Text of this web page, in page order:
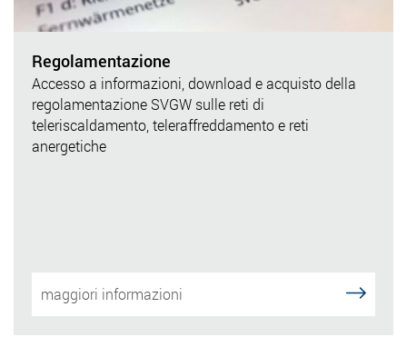
Regolamentazione
Accesso a informazioni, download e acquisto della
regolamentazione SVGW sulle reti di
teleriscaldamento, teleraffreddamento e reti
anergetiche
maggiori informazioni